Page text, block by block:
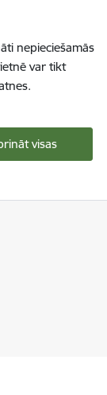
nepieciešamās
var tikt
visas